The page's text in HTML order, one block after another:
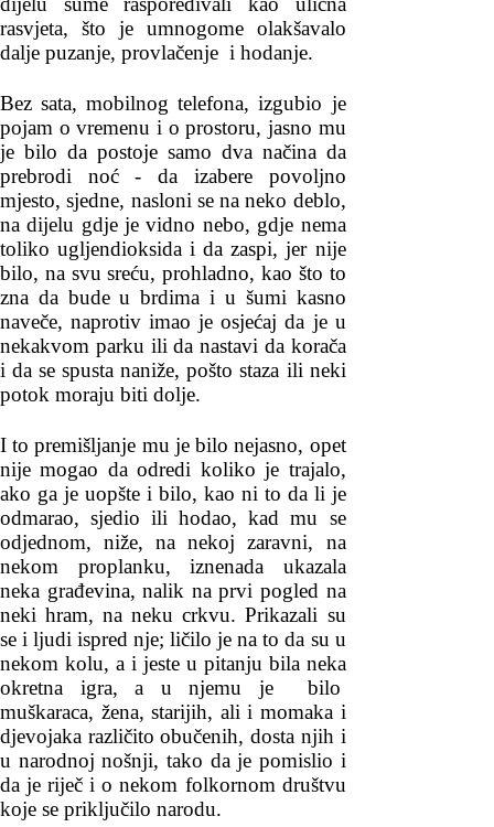
rasvjeta, što je umnogome olakšavalo
dalje puzanje, provlačenje i hodanje.
Bez sata, mobilnog telefona, izgubio je
pojam o vremenu i o prostoru, jasno mu
je bilo da postoje samo dva načina da
prebrodi noć - da izabere povoljno
mjesto, sjedne, nasloni se na neko deblo,
na dijelu gdje je vidno nebo, gdje nema
toliko ugljendioksida i da zaspi, jer nije
bilo, na svu sreću, prohladno, kao što to
zna da bude u brdima i u šumi kasno
naveče, naprotiv imao je osjećaj da je u
nekakvom parku ili da nastavi da korača
i da se spusta naniže, pošto staza ili neki
potok moraju biti dolje.
I to premišljanje mu je bilo nejasno, opet
nije mogao da odredi koliko je trajalo,
ako ga je uopšte i bilo, kao ni to da li je
odmarao, sjedio ili hodao, kad mu se
odjednom, niže, na nekoj zaravni, na
nekom proplanku, iznenada ukazala
neka građevina, nalik na prvi pogled na
neki hram, na neku crkvu. Prikazali su
se i ljudi ispred nje; ličilo je na to da su u
nekom kolu, a i jeste u pitanju bila neka
okretna igra, a u njemu je bilo
muškaraca, žena, starijih, ali i momaka i
djevojaka različito obučenih, dosta njih i
u narodnoj nošnji, tako da je pomislio i
da je riječ i o nekom folkornom društvu
koje se priključilo narodu.